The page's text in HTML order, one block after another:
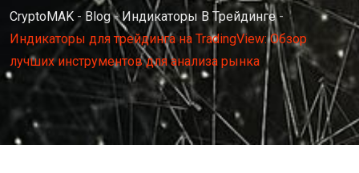
CryptoMAK - Blog-Индикаторы В Трейдинге-
Индикаторы для трейдинга на TradingView: Обзор
лучших инструментов для анализа рынка